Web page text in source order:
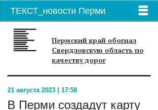
ТЕКСТ_новости Перми
Пермский край обогнал
Свердловскую область по
качеству дорог
21 августа 2023 | 17:58
В Перми создадут карту